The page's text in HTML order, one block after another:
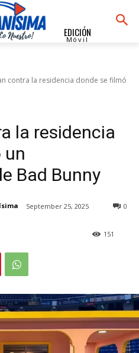
EDICIÓN
Móvil
contra la residencia donde se filmó
la residencia
un
Bad Bunny
September 25, 2025 0
151